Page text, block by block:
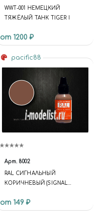
ID]').ATTR('DATA-COMPARE-
+ ']').ATTR('DATA-BASKET-STATE',
ITEM.DELAY ? 'DELAYED' :
'ADDED'); });
API.EACH(DATA.COMPARE,
FUNCTION (INDEX, ITEM) {
$('[DATA-COMPARE-ID=' +
ITEM.ID + ']').ATTR('DATA-
$.AJAX('/BITRIX/TEMPLATES/U
NIVERSE_S1/COMPONENTS/I
NTEC.UNIVERSE/SYSTEM/BAS
KET.MANAGER/AJAX.PHP', {
'DATATYPE': 'JSON', 'DATA':
WWT-001 НЕМЕЦКИЙ
ТЯЖЁЛЫЙ ТАНК TIGER I
от 1200 ₽
pacific88
Арт. 8002
RAL СИГНАЛЬНЫЙ
КОРИЧНЕВЫЙ (SIGNAL
от 149 ₽